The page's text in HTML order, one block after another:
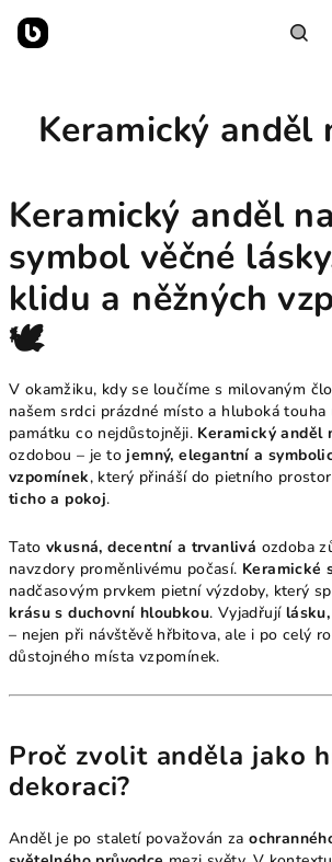
obsah
Keramický anděl
Keramický anděl
symbol věčné
klidu a něžných
🕊️
V okamžiku, kdy se loučíme s milovaným
našem srdci prázdné místo a hluboká touha
památku co nejdůstojněji. Keramický anděl
ozdobou – je tojemný, elegantní a
vzpomínek, který přináší do pietního
ticho a pokoj.
Tato vkusná, decentní a trvanlivá ozdoba
navzdory proměnlivému počasí. Keramické
nadčasovým prvkem pietní výzdoby, který
krásu s duchovní hloubkou. Vyjadřují
– nejen při návštěvě hřbitova, ale i po celý
důstojného místa vzpomínek.
Proč zvolit anděla jako
dekoraci?
Anděl je po staletí považován za